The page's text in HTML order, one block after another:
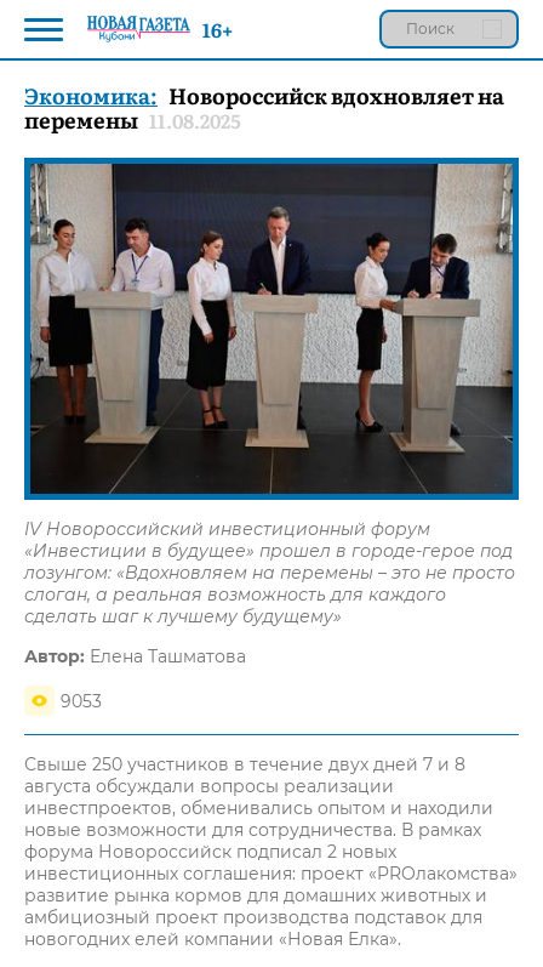
Экономика: Новороссийск вдохновляет на
перемены 11.08.2025
IV Новороссийский инвестиционный форум
«Инвестиции в будущее» прошел в городе-герое под
лозунгом: «Вдохновляем на перемены – это не просто
слоган, а реальная возможность для каждого
сделать шаг к лучшему будущему»
Автор: Елена Ташматова
9053
Свыше 250 участников в течение двух дней 7 и 8
августа обсуждали вопросы реализации
инвестпроектов, обменивались опытом и находили
новые возможности для сотрудничества. В рамках
форума Новороссийск подписал 2 новых
инвестиционных соглашения: проект «PROлакомства»
развитие рынка кормов для домашних животных и
амбициозный проект производства подставок для
новогодних елей компании «Новая Елка».
16+